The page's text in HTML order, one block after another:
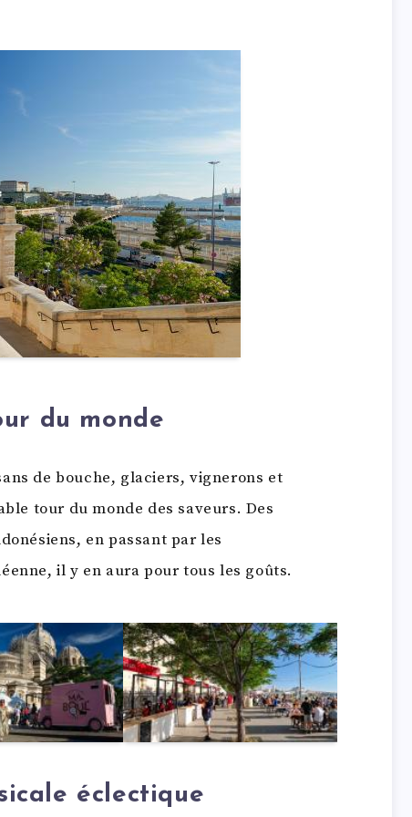
du monde
de bouche, glaciers, vignerons et
tour du monde des saveurs. Des
en passant par les
il y en aura pour tous les goûts.
éclectique